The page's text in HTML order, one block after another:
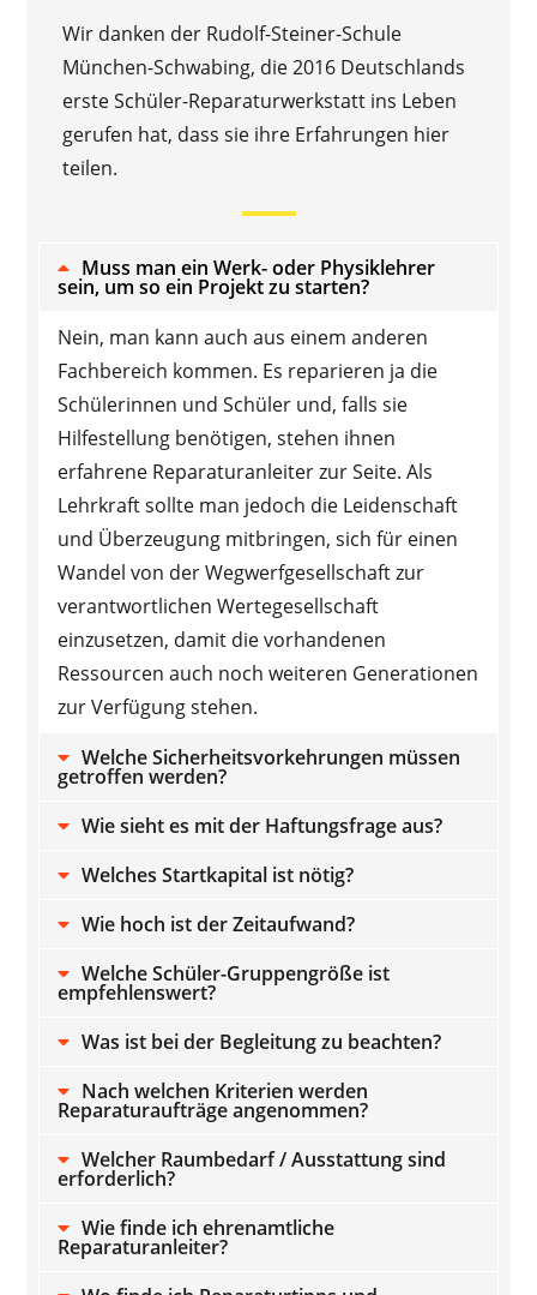
Wir danken der Rudolf-Steiner-Schule
München-Schwabing, die 2016 Deutschlands
erste Schüler-Reparaturwerkstatt ins Leben
gerufen hat, dass sie ihre Erfahrungen hier
teilen.
Muss man ein Werk- oder Physiklehrer
sein, um so ein Projekt zu starten?
Nein, man kann auch aus einem anderen
Fachbereich kommen. Es reparieren ja die
Schülerinnen und Schüler und, falls sie
Hilfestellung benötigen, stehen ihnen
erfahrene Reparaturanleiter zur Seite. Als
Lehrkraft sollte man jedoch die Leidenschaft
und Überzeugung mitbringen, sich für einen
Wandel von der Wegwerfgesellschaft zur
verantwortlichen Wertegesellschaft
einzusetzen, damit die vorhandenen
Ressourcen auch noch weiteren Generationen
zur Verfügung stehen.
Welche Sicherheitsvorkehrungen müssen
getroffen werden?
Wie sieht es mit der Haftungsfrage aus?
Welches Startkapital ist nötig?
Wie hoch ist der Zeitaufwand?
Welche Schüler-Gruppengröße ist
empfehlenswert?
Was ist bei der Begleitung zu beachten?
Nach welchen Kriterien werden
Reparaturaufträge angenommen?
Welcher Raumbedarf / Ausstattung sind
erforderlich?
Wie finde ich ehrenamtliche
Reparaturanleiter?